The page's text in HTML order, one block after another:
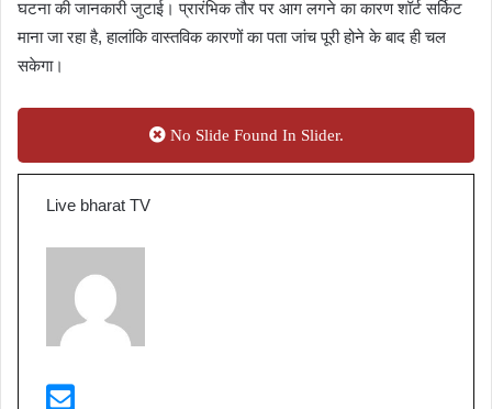
घटना की जानकारी जुटाई। प्रारंभिक तौर पर आग लगने का कारण शॉर्ट सर्किट
माना जा रहा है, हालांकि वास्तविक कारणों का पता जांच पूरी होने के बाद ही चल
सकेगा।
No Slide Found In Slider.
Live bharat TV